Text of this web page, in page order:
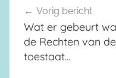
Vorig bericht
Wat er gebeurt
de Rechten van
toestaat…